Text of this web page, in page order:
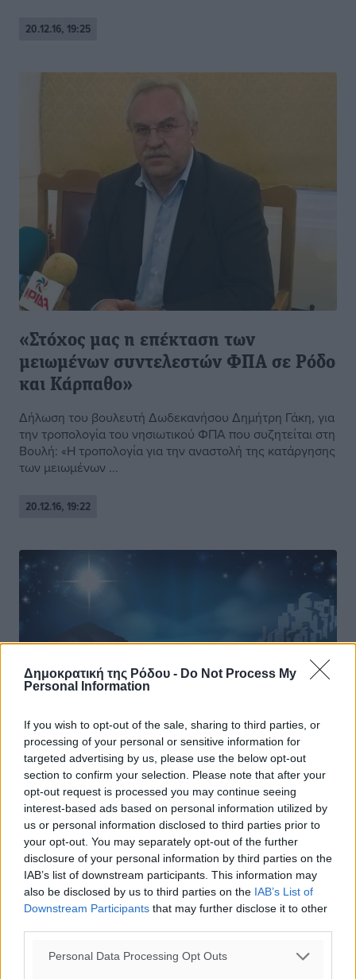
Δημοκρατική της Ρόδου - Do Not Process My
Personal Information
If you wish to opt-out of the sale, sharing to third parties, or
processing of your personal or sensitive information for
targeted advertising by us, please use the below opt-out
section to confirm your selection. Please note that after your
opt-out request is processed you may continue seeing
interest-based ads based on personal information utilized by
us or personal information disclosed to third parties prior to
your opt-out. You may separately opt-out of the further
disclosure of your personal information by third parties on the
IAB’s list of downstream participants. This information may
also be disclosed by us to third parties on the IAB’s List of
Downstream Participants that may further disclose it to other
Personal Data Processing Opt Outs
20.12.16, 19:25
«Στόχος μας η επέκταση των
μειωμένων συντελεστών ΦΠΑ σε Ρόδο
και Κάρπαθο»
Δήλωση του βουλευτή Δωδεκανήσου Δημήτρη Γάκη, για
την τροπολογία του νησιωτικού ΦΠΑ που συζητείται στη
Βουλή: «Η τροπολογία για την αναστολή της κατάργησης
των μειωμένων ...
20.12.16, 19:22
Ζωντανή Φάτνη στα Μαριτσά
Ο Πολιτιστικός Σύλλογος Μαριτσών «Ο
ΚΕΡΩΝΙΑΤΗΣ» σας προσκαλεί και φέτος να
επισκεφτείτε τη ζωντανή Φάτνη στα Μαριτσά, ψηλά
στην Κουμούλη, στη Μονή του ...